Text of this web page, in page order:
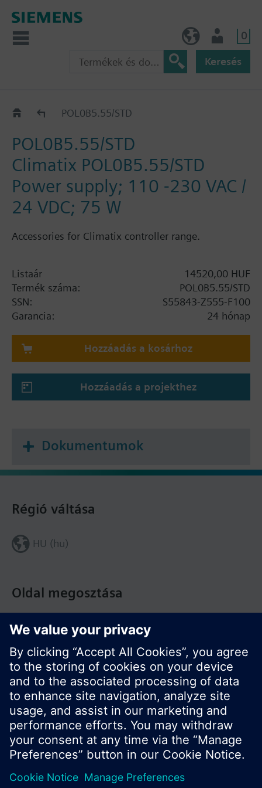
0
Keresés
KatalógusPOL0B5.55/STD
POL0B5.55/STD
Climatix POL0B5.55/STD
Power supply; 110 -230 VAC /
24 VDC; 75 W
Accessories for Climatix controller range.
Listaár
14520,00 HUF
Termék száma:
POL0B5.55/STD
SSN:
S55843-Z555-F100
Garancia:
24 hónap
Hozzáadás a kosárhoz
Hozzáadás a projekthez
Dokumentumok
Oldal megosztása
Régió váltása
HU (hu)
© Siemens Switzerland Ltd. Building Technologies
Division - 2016
A termékválaszték és az árak országonként